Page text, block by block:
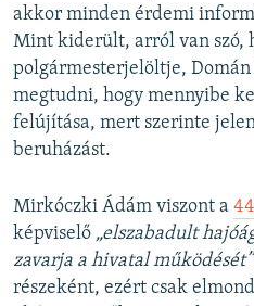
akkor minden érdemi
Mint kiderült, arról van szó,
polgármesterjelöltje,
megtudni, hogy mennyibe
felújítása, mert szerinte
beruházást.
Mirkóczki Ádám viszont a
képviselő „elszabadult
zavarja a hivatal működését”
részeként, ezért csak